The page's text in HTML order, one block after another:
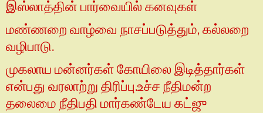
இஸ்லாத்தின் பார்வையில் கனவுகள்
மண்ணறை வாழ்வை நாசப்படுத்தும், கல்லறை
வழிபாடு.
முகலாய மன்னர்கள் கோயிலை இடித்தார்கள்
என்பது வரலாற்று திரிப்பு.உச்ச நீதிமன்ற
தலைமை நீதிபதி மார்கண்டேய கட்ஜு